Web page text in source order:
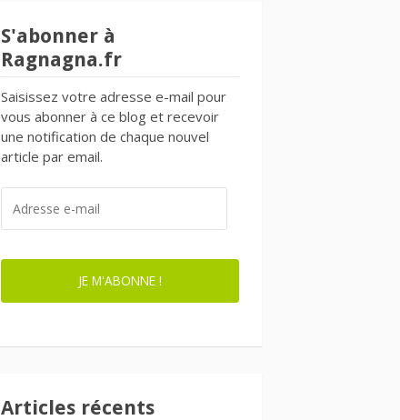
S'abonner à
Ragnagna.fr
Saisissez votre adresse e-mail pour
vous abonner à ce blog et recevoir
une notification de chaque nouvel
article par email.
MAIL
JE M'ABONNE !
Articles récents